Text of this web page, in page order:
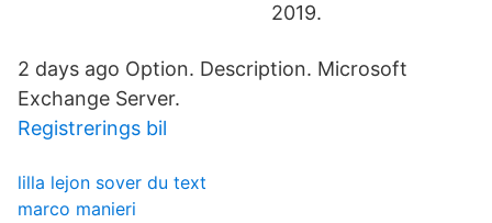
2019.
2 days ago Option. Description. Microsoft
Exchange Server.
Registrerings bil
lilla lejon sover du text
marco manieri